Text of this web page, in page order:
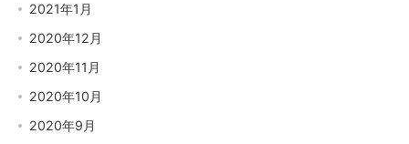
2021年1月
2020年12月
2020年11月
2020年10月
2020年9月